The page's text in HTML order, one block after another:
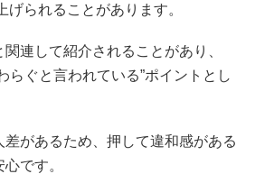
げられることがあります。
連して紹介されることがあり、
らぐと言われている”ポイントとし
があるため、押して違和感がある
です。